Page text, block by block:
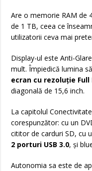
Are o memorie RAM de
de 1 TB, ceea ce
utilizatorii ceva mai
Display-ul este Anti-
mult. Împiedică lumina
ecran cu rezoluție Full
diagonală de 15,6 inch.
La capitolul
corespunzător: cu un
cititor de carduri SD, cu
2 porturi USB 3.0, și
Autonomia sa este de